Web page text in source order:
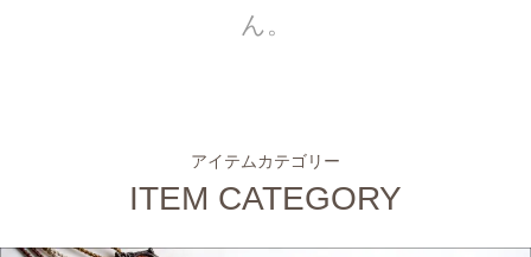
ん。
アイテムカテゴリー
ITEM CATEGORY